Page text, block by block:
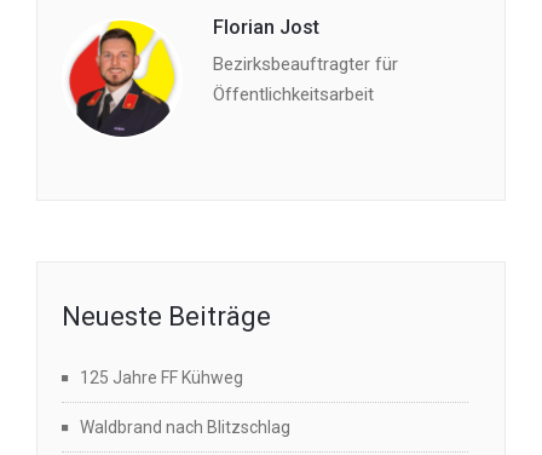
Florian Jost
Bezirksbeauftragter für
Öffentlichkeitsarbeit
Neueste Beiträge
125 Jahre FF Kühweg
Waldbrand nach Blitzschlag